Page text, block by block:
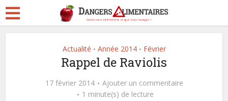
Actualité • Année 2014 • Février
Rappel de Raviolis
17 février 2014
Ajouter un commentaire
1 minute(s) de lecture